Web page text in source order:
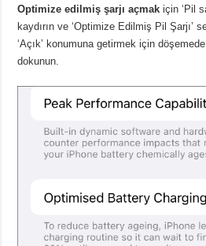
Optimize edilmiş şarjı açmak için ‘Pil
kaydırın ve ‘Optimize Edilmiş Pil Şarjı’
‘Açık’ konumuna getirmek için
dokunun.